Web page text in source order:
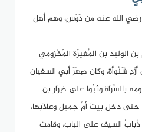
الله عنه من دَوْسٍ، وهم أهل
الوليد بن المُغِيرَة المَخْزومي
أزْدِ شَنُوأة، وكان صِهْرَ أبي السفيان
بالسَّرَاة وثبُوا على ضِرَار بن
حتى دخل بيتَ أمِّ جميل وعاذَبها،
السيف على الباب، وقامت